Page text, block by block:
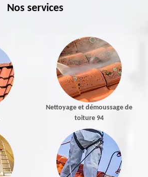
Nos services
Nettoyage et démoussage de
toiture 94